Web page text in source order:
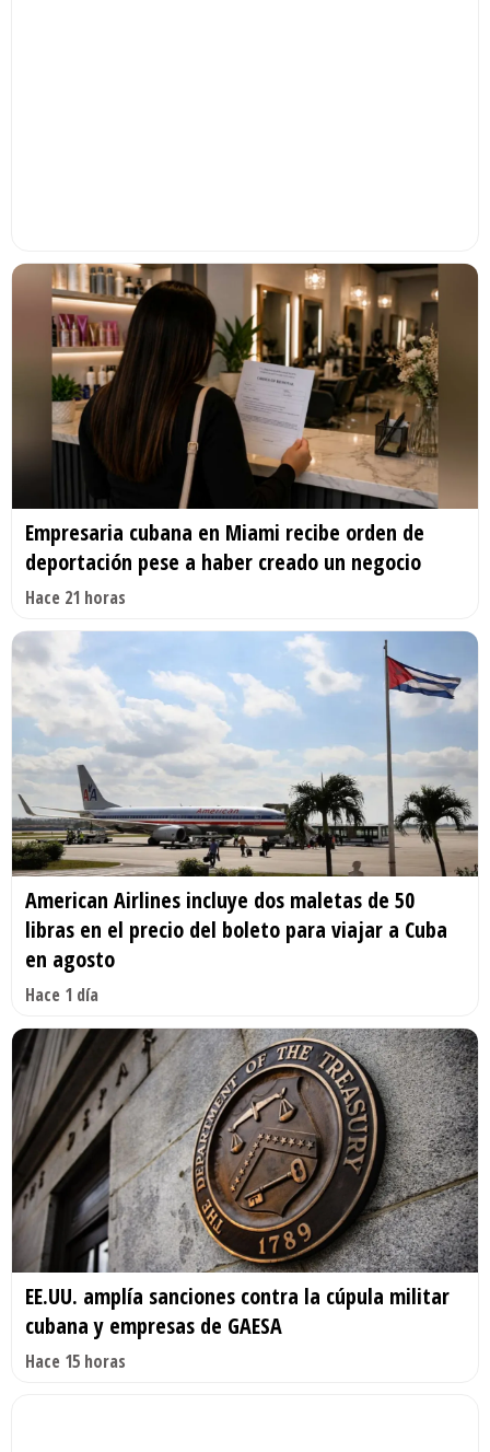
Empresaria cubana en Miami recibe orden de
deportación pese a haber creado un negocio
Hace 21 horas
American Airlines incluye dos maletas de 50
libras en el precio del boleto para viajar a Cuba
en agosto
Hace 1 día
EE.UU. amplía sanciones contra la cúpula militar
cubana y empresas de GAESA
Hace 15 horas